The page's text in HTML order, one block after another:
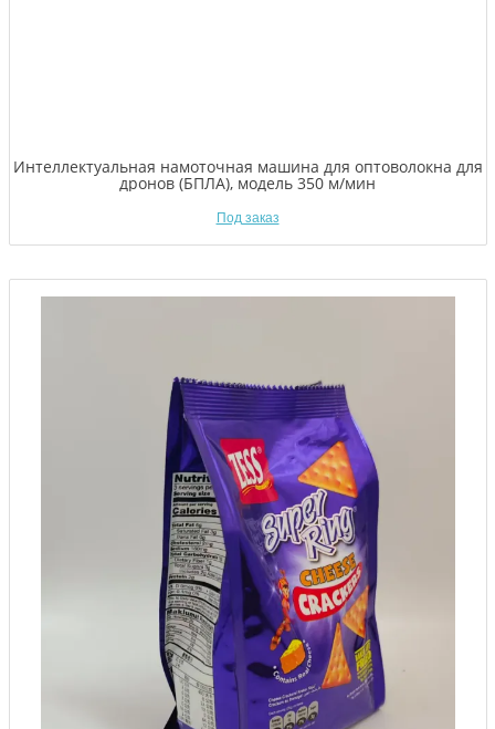
Интеллектуальная намоточная машина для оптоволокна для
дронов (БПЛА), модель 350 м/мин
Под заказ